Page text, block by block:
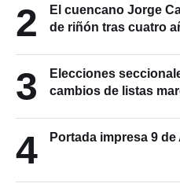
2
El cuencano Jorge
de riñón tras cuatro
3
Elecciones
cambios de listas
4 Portada impresa 9